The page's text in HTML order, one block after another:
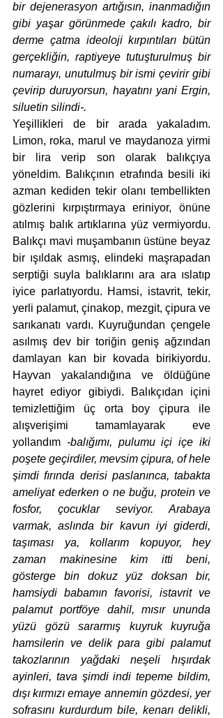
bir dejenerasyon artığısın, inanmadığın
gibi yaşar görünmede çakılı kadro, bir
derme çatma ideoloji kırpıntıları bütün
gerçekliğin, raptiyeye tutuşturulmuş bir
numarayı, unutulmuş bir ismi çevirir gibi
çevirip duruyorsun, hayatını yani Ergin,
siluetin silindi-.
Yeşillikleri de bir arada yakaladım.
Limon, roka, marul ve maydanoza yirmi
bir lira verip son olarak balıkçıya
yöneldim. Balıkçının etrafında besili iki
azman kediden tekir olanı tembellikten
gözlerini kırpıştırmaya eriniyor, önüne
atılmış balık artıklarına yüz vermiyordu.
Balıkçı mavi muşambanın üstüne beyaz
bir ışıldak asmış, elindeki maşrapadan
serptiği suyla balıklarını ara ara ıslatıp
iyice parlatıyordu. Hamsi, istavrit, tekir,
yerli palamut, çinakop, mezgit, çipura ve
sarıkanatı vardı. Kuyruğundan çengele
asılmış dev bir toriğin geniş ağzından
damlayan kan bir kovada birikiyordu.
Hayvan yakalandığına ve öldüğüne
hayret ediyor gibiydi. Balıkçıdan içini
temizlettiğim üç orta boy çipura ile
alışverişimi tamamlayarak eve
yollandım -balığımı, pulumu içi içe iki
poşete geçirdiler, mevsim çipura, of hele
şimdi fırında derisi paslanınca, tabakta
ameliyat ederken o ne buğu, protein ve
fosfor, çocuklar seviyor. Arabaya
varmak, aslında bir kavun iyi giderdi,
taşıması ya, kollarım kopuyor, hey
zaman makinesine kim itti beni,
gösterge bin dokuz yüz doksan bir,
hamsiydi babamın favorisi, istavrit ve
palamut portföye dahil, mısır ununda
yüzü gözü sararmış kuyruk kuyruğa
hamsilerin ve delik para gibi palamut
takozlarının yağdaki neşeli hışırdak
ayinleri, tava şimdi indi tepeme bildim,
dışı kırmızı emaye annemin gözdesi, yer
sofrasını kurdurdum bile, kenarı delikli,